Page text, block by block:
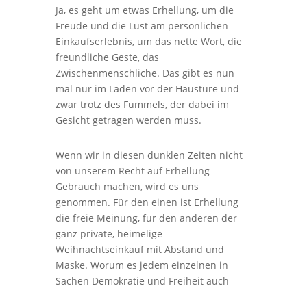
Ja, es geht um etwas Erhellung, um die
Freude und die Lust am persönlichen
Einkaufserlebnis, um das nette Wort, die
freundliche Geste, das
Zwischenmenschliche. Das gibt es nun
mal nur im Laden vor der Haustüre und
zwar trotz des Fummels, der dabei im
Gesicht getragen werden muss.
Wenn wir in diesen dunklen Zeiten nicht
von unserem Recht auf Erhellung
Gebrauch machen, wird es uns
genommen. Für den einen ist Erhellung
die freie Meinung, für den anderen der
ganz private, heimelige
Weihnachtseinkauf mit Abstand und
Maske. Worum es jedem einzelnen in
Sachen Demokratie und Freiheit auch